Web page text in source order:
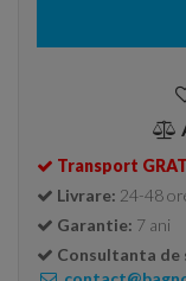
Transport
Livrare: 24-48
Garantie: 7 ani
Consultanta